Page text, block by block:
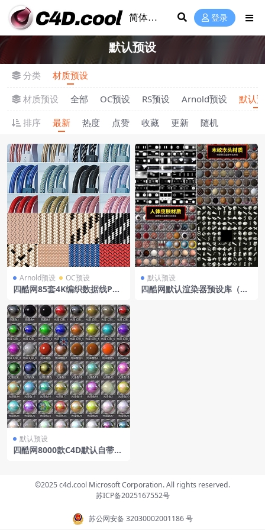
登录
默认预设
分类
材质预设
材质预设
全部 OC预设 RS预设 Arnold预设
默认
排序
最新 热度 点赞 收藏 更新 随机
Arnold预设 OC预设
四酷网85套4K编织数据线PBR
默认预设
四酷网默认渲染器预设库（内
默认预设
四酷网8000款C4D默认自带渲
©2025 c4d.cool Microsoft Corporation. All rights reserved.
苏ICP备2025167552号
苏公网安备 32030002001186 号